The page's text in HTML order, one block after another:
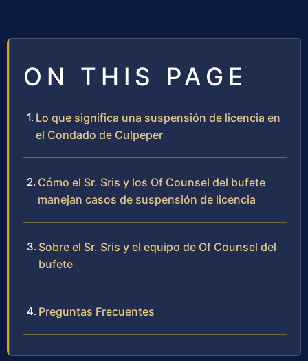
ON THIS PAGE
Lo que significa una suspensión de licencia en
el Condado de Culpeper
Cómo el Sr. Sris y los Of Counsel del bufete
manejan casos de suspensión de licencia
Sobre el Sr. Sris y el equipo de Of Counsel del
bufete
Preguntas Frecuentes